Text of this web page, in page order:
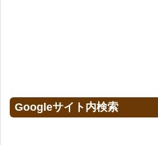
Googleサイト内検索